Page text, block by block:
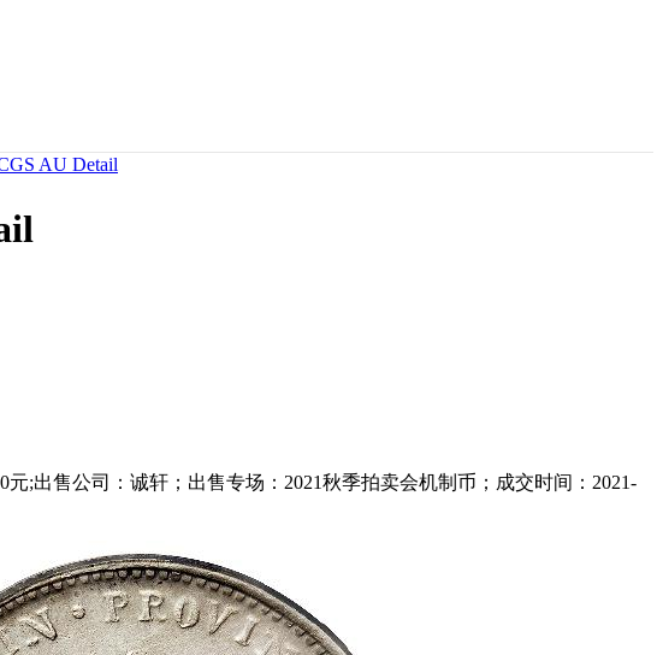
AU Detail
;出售公司：诚轩；出售专场：2021秋季拍卖会机制币；成交时间：2021-